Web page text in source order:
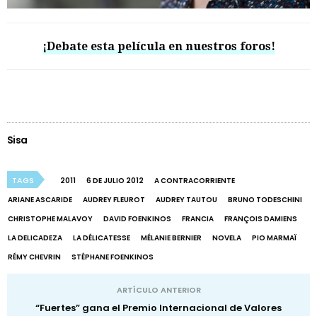
¡Debate esta película en nuestros foros!
Sisa
TAGS 2011 6 DE JULIO 2012
A CONTRACORRIENTE
ARIANE ASCARIDE
AUDREY FLEUROT AUDREY TAUTOU
BRUNO TODESCHINI
CHRISTOPHE MALAVOY
DAVID FOENKINOS FRANCIA
FRANÇOIS DAMIENS
LA DELICADEZA
LA DÉLICATESSE MÉLANIE BERNIER NOVELA
PIO MARMAÏ
RÉMY CHEVRIN
STÉPHANE FOENKINOS
ARTÍCULO ANTERIOR
“Fuertes” gana el Premio Internacional de Valores